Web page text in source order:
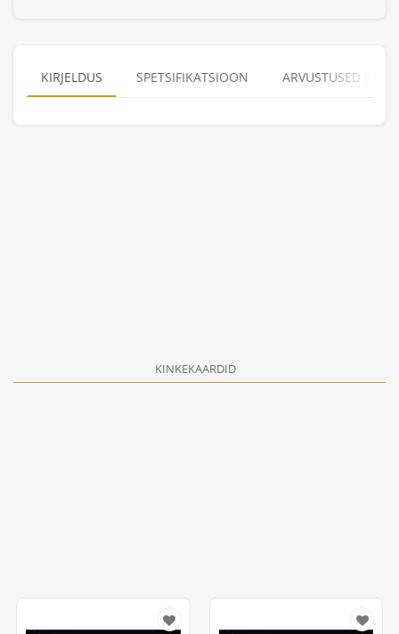
KIRJELDUS SPETSIFIKATSIOON ARVUSTUSED (0)
KINKEKAARDID